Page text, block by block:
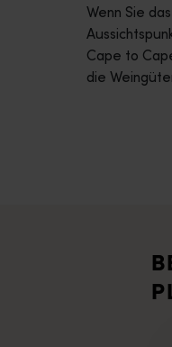
Wenn Sie
Cape to
die